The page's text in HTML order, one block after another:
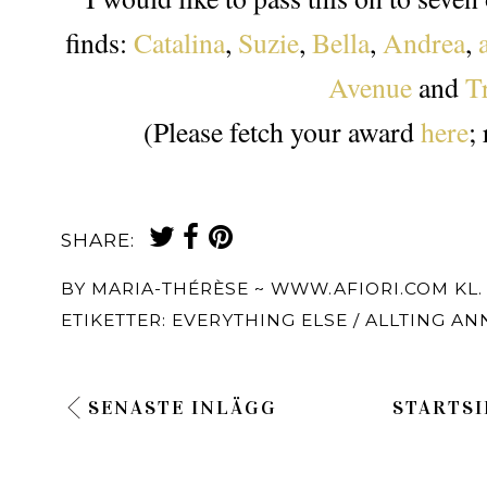
finds: Catalina, Suzie, Bella, Andrea,
Avenue and
(Please fetch your awardhere;
SHARE:
BY MARIA-THÉRÈSE ~ WWW.AFIORI.COM KL.
ETIKETTER: EVERYTHING ELSE / ALLTING
SENASTE INLÄGG